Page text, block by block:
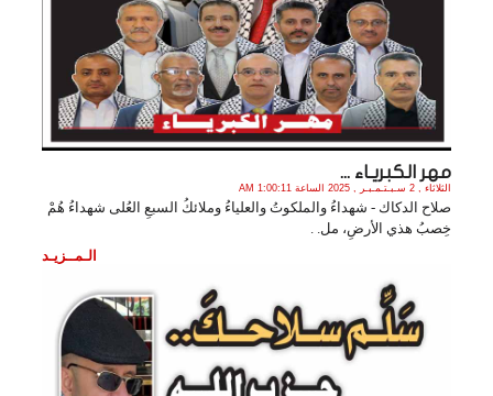
مهر الكبريـاء ...
الثلاثاء , 2 سـبـتـمـبـر , 2025 الساعة 1:00:11 AM
صلاح الدكاك - شهداءُ والملكوتُ والعلياءُ وملائكُ السبعِ العُلى شهداءُ هُمْ
خِصبُ هذي الأرضِ، مل. .
الـمــزيـد